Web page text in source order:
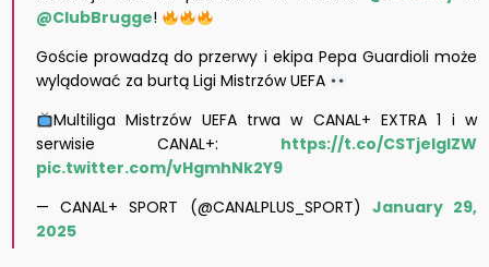
@ClubBrugge!
Goście prowadzą do przerwy i ekipa Pepa Guardioli może
wylądować za burtą Ligi Mistrzów UEFA
Multiliga Mistrzów UEFA trwa w CANAL+ EXTRA 1 i w
serwisie CANAL+: https://t.co/CSTjelglZW
pic.twitter.com/vHgmhNk2Y9
— CANAL+ SPORT (@CANALPLUS_SPORT) January 29,
2025